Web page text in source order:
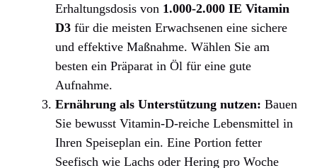
Erhaltungsdosis von 1.000-2.000 IE Vitamin
D3 für die meisten Erwachsenen eine sichere
und effektive Maßnahme. Wählen Sie am
besten ein Präparat in Öl für eine gute
Aufnahme.
Ernährung als Unterstützung nutzen: Bauen
Sie bewusst Vitamin-D-reiche Lebensmittel in
Ihren Speiseplan ein. Eine Portion fetter
Seefisch wie Lachs oder Hering pro Woche